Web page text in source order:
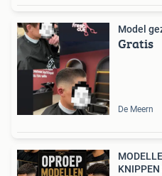
Model
Gratis
De Meern
KNIPPEN